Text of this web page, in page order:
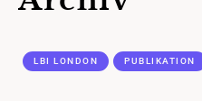
LBI LONDON PUBLIKATION